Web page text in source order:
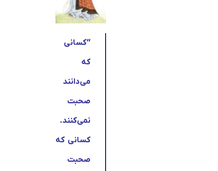
“کسانی
که
می‌دانند
صحبت
نمی‌کنند.
کسانی که
صحبت